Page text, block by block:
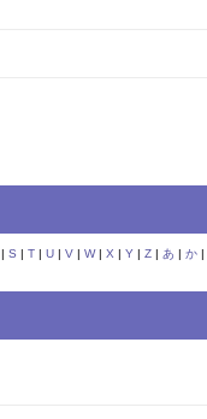
| S | T | U | V | W| X | Y | Z | あ | か |